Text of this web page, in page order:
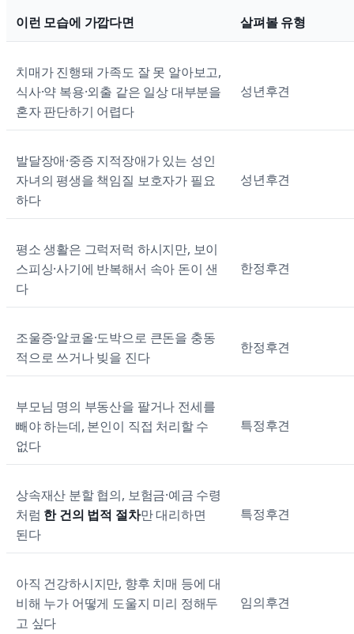
이런 모습에 가깝다면 살펴볼 유형
치매가 진행돼 가족도 잘 못 알아보고,
식사·약 복용·외출 같은 일상 대부분을
혼자 판단하기 어렵다
성년후견
발달장애·중증 지적장애가 있는 성인
자녀의 평생을 책임질 보호자가 필요
하다
성년후견
평소 생활은 그럭저럭 하시지만, 보이
스피싱·사기에 반복해서 속아 돈이 샌
다
한정후견
조울증·알코올·도박으로 큰돈을 충동
적으로 쓰거나 빚을 진다
한정후견
부모님 명의 부동산을 팔거나 전세를
빼야 하는데, 본인이 직접 처리할 수
없다
특정후견
상속재산 분할 협의, 보험금·예금 수령
처럼 한 건의 법적 절차만 대리하면
된다
특정후견
아직 건강하시지만, 향후 치매 등에 대
비해 누가 어떻게 도울지 미리 정해두
고 싶다
임의후견